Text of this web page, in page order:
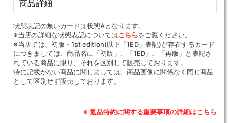
の
数
量
を
減
ら
す
数
量
を
増
や
す
商品詳細
状態表記の無いカードは状態Aとなります。
※当店の詳細な状態表記についてはこちらをご覧ください。
※当店では、初版・1st edition(以下「1ED」表記)が存在するカード
につきましては、商品名に「初版」、「1ED」、「再版」と表記さ
れている商品に限り、それを区別して販売しております。
特に記載がない商品に関しましては、商品画像に関係なく同じ商品
として区別せず販売しております。
※ 返品特約に関する重要事項の詳細はこちら